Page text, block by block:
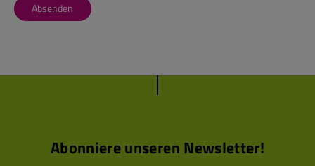
Absenden
Abonniere unseren Newsletter!